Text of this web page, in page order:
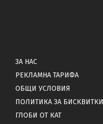
ЗА НАС
РЕКЛАМНА ТАРИФА
ОБЩИ УСЛОВИЯ
ПОЛИТИКА ЗА БИСКВИТКИ
ГЛОБИ ОТ КАТ